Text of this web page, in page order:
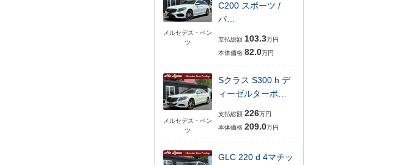
メルセデス・ベン
ツ
C200 スポーツ /
パ…
支払総額 103.3万円
本体価格 82.0万円
メルセデス・ベン
ツ
Sクラス S300 h デ
ィーゼルターボ…
支払総額 226万円
本体価格 209.0万円
GLC 220 d 4マチッ